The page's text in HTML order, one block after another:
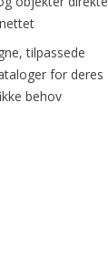
tilpassede
for deres
behov